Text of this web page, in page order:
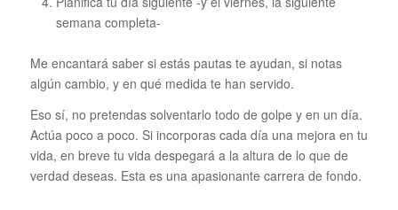
semana completa-
Me encantará saber si estás pautas te ayudan, si notas
algún cambio, y en qué medida te han servido.
Eso sí, no pretendas solventarlo todo de golpe y en un día.
Actúa poco a poco. Si incorporas cada día una mejora en tu
vida, en breve tu vida despegará a la altura de lo que de
verdad deseas. Esta es una apasionante carrera de fondo.